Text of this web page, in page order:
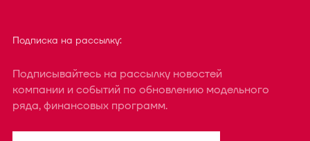
Подписка на рассылку:
Подписывайтесь на рассылку новостей
компании и событий по обновлению модельного
ряда, финансовых программ.